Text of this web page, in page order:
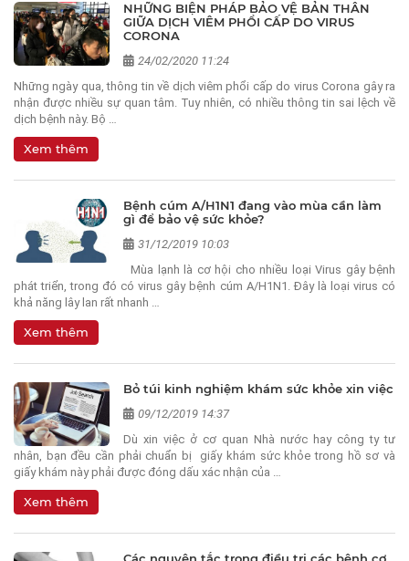
NHỮNG BIỆN PHÁP BẢO VỆ BẢN THÂN
GIỮA DỊCH VIÊM PHỔI CẤP DO VIRUS
CORONA
24/02/2020 11:24
Những ngày qua, thông tin về dịch viêm phổi cấp do virus Corona gây ra
nhận được nhiều sự quan tâm. Tuy nhiên, có nhiều thông tin sai lệch về
dịch bệnh này. Bộ …
Xem thêm
Bệnh cúm A/H1N1 đang vào mùa cần làm
gì để bảo vệ sức khỏe?
31/12/2019 10:03
Mùa lạnh là cơ hội cho nhiều loại Virus gây bệnh
phát triển, trong đó có virus gây bệnh cúm A/H1N1. Đây là loại virus có
khả năng lây lan rất nhanh …
Xem thêm
Bỏ túi kinh nghiệm khám sức khỏe xin việc
09/12/2019 14:37
Dù xin việc ở cơ quan Nhà nước hay công ty tư
nhân, bạn đều cần phải chuẩn bị giấy khám sức khỏe trong hồ sơ và
giấy khám này phải được đóng dấu xác nhận của …
Xem thêm